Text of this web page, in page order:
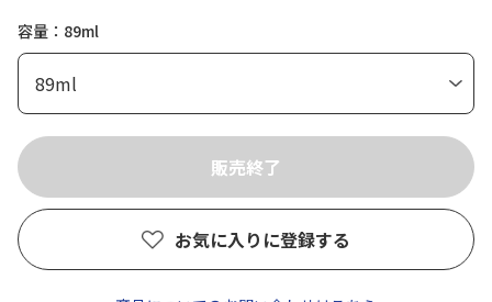
容量：89ml
お気に入りに登録する